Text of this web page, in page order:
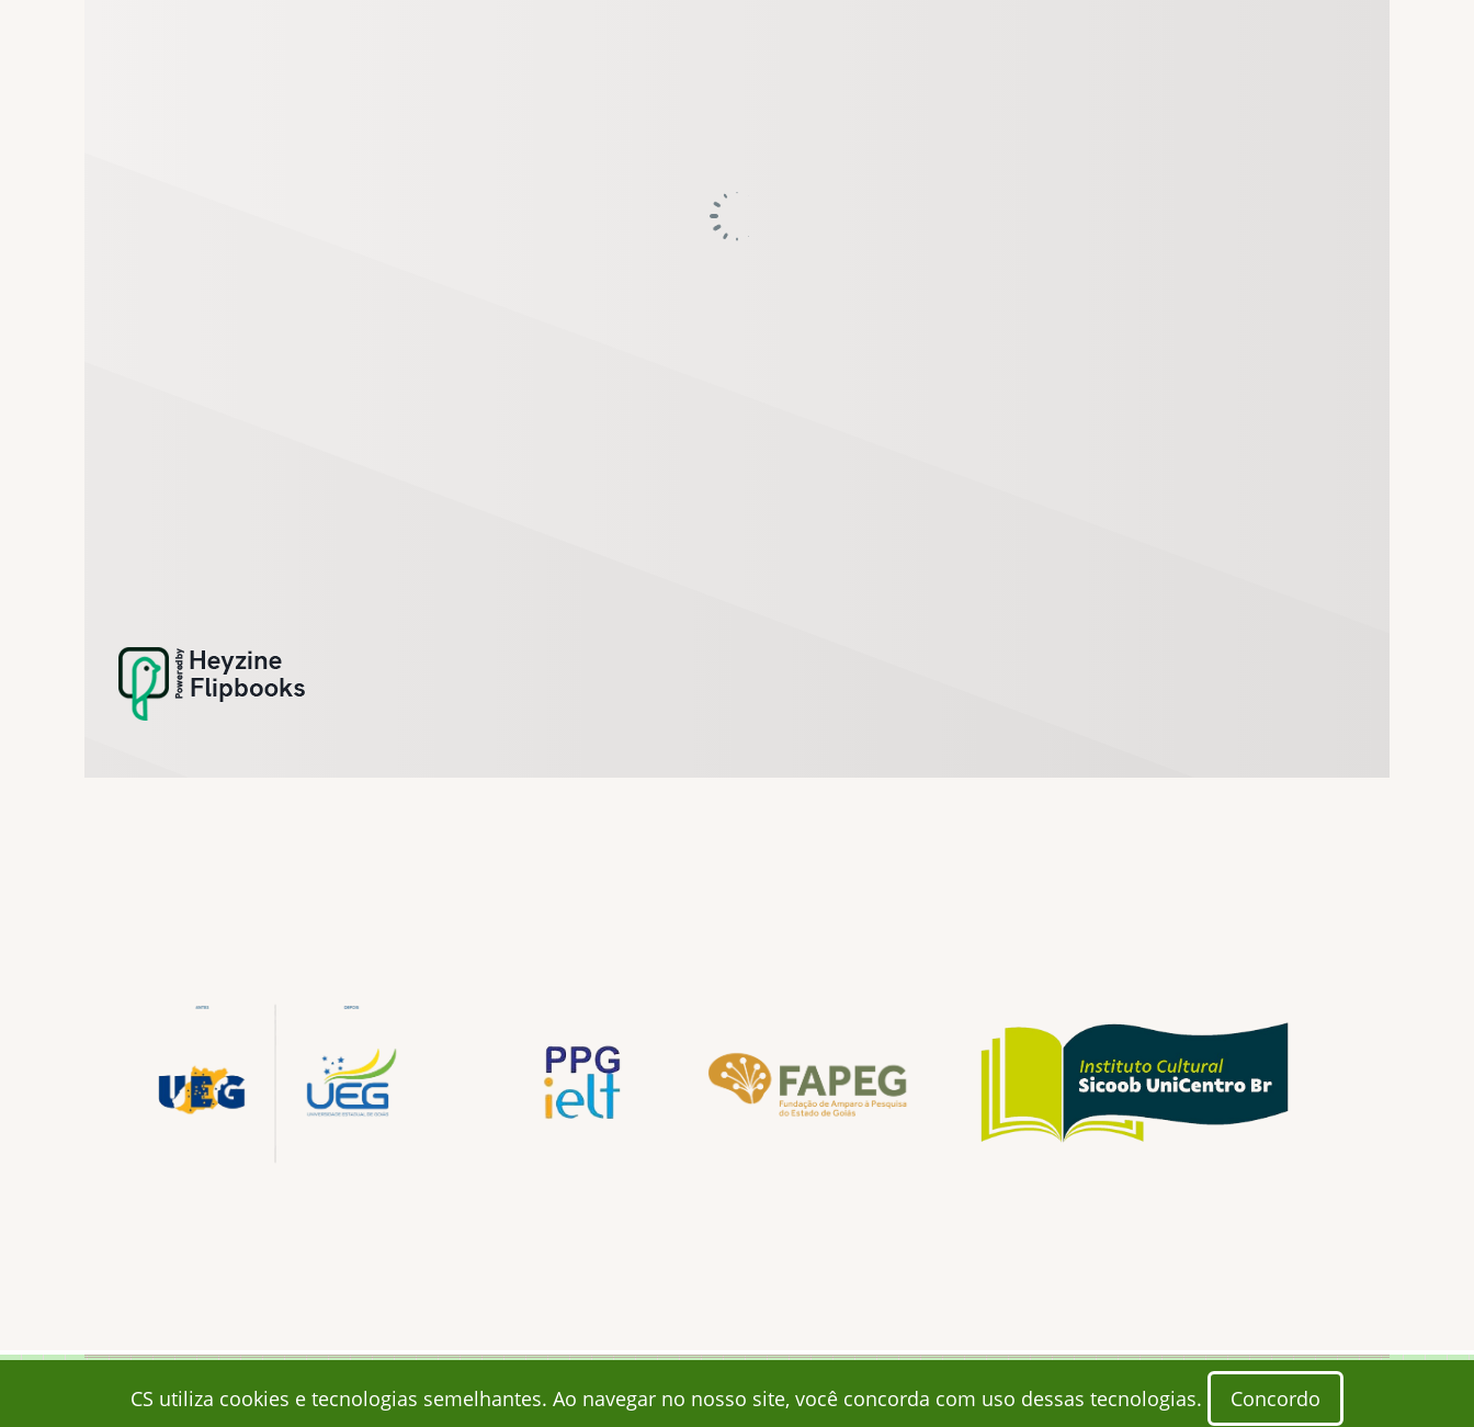
© 2026 CS, All rights reserved.
CS utiliza cookies e tecnologias semelhantes. Ao navegar no nosso site, você concorda com uso dessas tecnologias. Concordo